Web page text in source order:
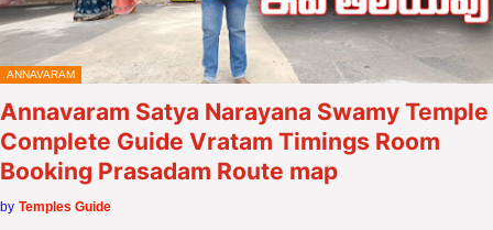
ANNAVARAM
Annavaram Satya Narayana Swamy Temple
Complete Guide Vratam Timings Room
Booking Prasadam Route map
by Temples Guide